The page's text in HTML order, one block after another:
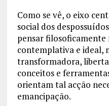
Como se vê, o eixo
social dos
pensar filosoficamente
contemplativa e ideal,
transformadora,
conceitos e
orientam tal acção
emancipação.